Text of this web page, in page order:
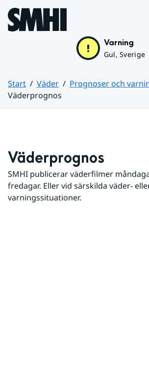
Hoppa till sidans innehåll
Varning
Gul, Sverige
Start Väder
Prognoser och
Väderprognos
Väderprognos
SMHI publicerar väderfilmer
fredagar. Eller vid särskilda väder-
varningssituationer.